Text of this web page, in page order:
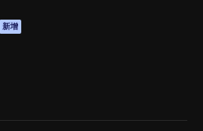
新增